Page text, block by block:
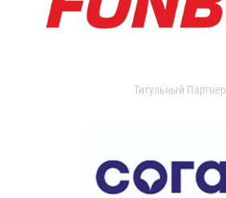
Титульный Партнер